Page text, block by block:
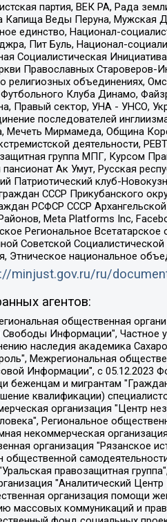
партия, ВЕК РА, Рада
Капища Веды Перуна, Мужская
единство, Национал-
Пит Буль, Национал-
Социалистическая
Православных Староверов-
религиозных объединениях,
Клуба Динамо,
Правый сектор, УНА - УНСО,
последователей
Мечеть Мирмамеда, Община
деятельности,
группа МПГ, Курсом
пансионат Ак Умут, Русская
Патриотический клуб-
СССР Прикубанского
РСФСР СССР
Meta Platforms Inc,
Региональное
Советской
Этническое национальное
minjust.gov.ru/ru/
агентов:
общественное учреждение научно-информационный центр "МЕМОРИАЛ", Некоммерческая организация "Фонд защиты гласности", Автономная некоммерческая организация "Институт прав человека", Городская общественная организация "Екатеринбургское общество "МЕМОРИАЛ", Городская общественная организация "Рязанское историко-просветительское и правозащитное общество "Мемориал" (Рязанский Мемориал), Челябинский региональный орган общественной самодеятельности – женское общественное объединение "Женщины Евразии", Челябинский региональный орган общественной самодеятельности "Уральская правозащитная группа", Фонд содействия защите здоровья и социальной справедливости имени Андрея Рылькова, Автономная Некоммерческая Организация "Аналитический Центр Юрия Левады", Автономная некоммерческая организация социальной поддержки населения "Проект Апрель", Региональная общественная организация помощи женщинам и детям, находящимся в кризисной ситуации "Информационно-методический центр "Анна", Фонд содействия развитию массовых коммуникаций и правовому просвещению "Так-так-Так", Фонд содействия устойчивому развитию "Серебряная тайга", Свердловский региональный общественный фонд социальных проектов "Новое время", "Idel.Реалии", Кавказ.Реалии, Крым.Реалии, Телеканал Настоящее Время, Татаро-башкирская служба Радио Свобода (Azatliq Radiosi), Радио Свободная Европа/Радио Свобода (PCE/PC), "Сибирь.Реалии", "Фактограф", Благотворительный фонд помощи осужденным и их семьям, Автономная некоммерческая организация "Институт глобализации и социальных движений", Фонд "В защиту прав заключенных", Частное учреждение "Центр поддержки и содействия развитию средств массовой информации", Пензенский региональный общественный благотворительный фонд "Гражданский союз", "Север.Реалии", Некоммерческая организация Фонд "Правовая инициатива", Общество с ограниченной ответственностью "Радио Свободная Европа/Радио Свобода", Чешское